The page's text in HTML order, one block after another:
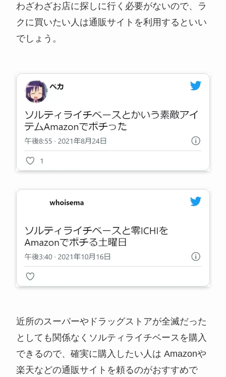
わざわざお店に探しに行く必要がないので、ラ
クに買いたい人は通販サイトを利用するといい
でしょう。
近所のスーパーやドラッグストアが全滅だった
としても関係なくソルティライチベースを購入
できるので、確実に購入したい人は Amazonや
楽天などの通販サイトを頼るのがおすすめで